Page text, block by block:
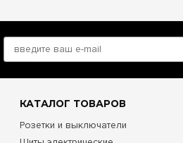
КАТАЛОГ ТОВАРОВ
Розетки и выключатели